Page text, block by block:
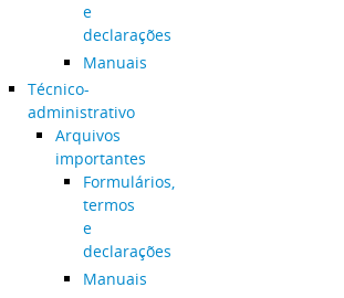
e
declarações
Manuais
Técnico-
administrativo
Arquivos
importantes
Formulários,
termos
e
declarações
Manuais